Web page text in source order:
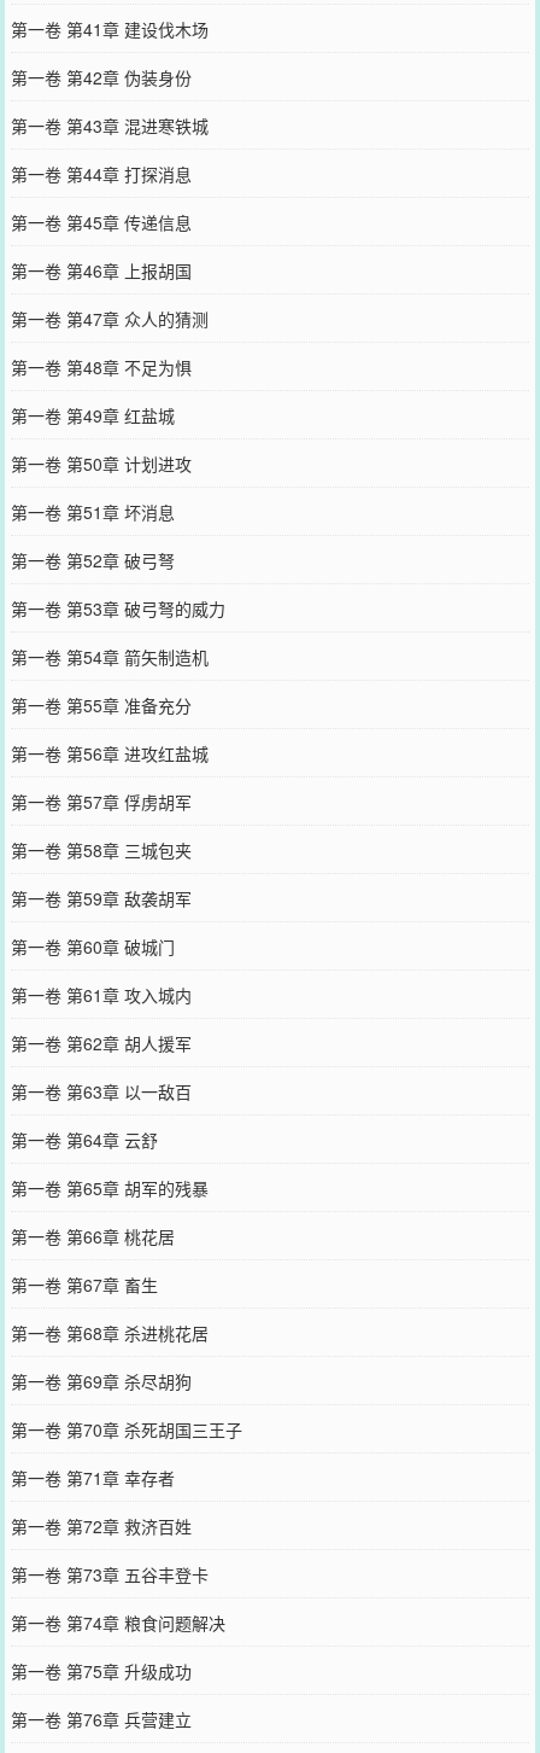
第一卷 第41章 建设伐木场
第一卷 第42章 伪装身份
第一卷 第43章 混进寒铁城
第一卷 第44章 打探消息
第一卷 第45章 传递信息
第一卷 第46章 上报胡国
第一卷 第47章 众人的猜测
第一卷 第48章 不足为惧
第一卷 第49章 红盐城
第一卷 第50章 计划进攻
第一卷 第51章 坏消息
第一卷 第52章 破弓弩
第一卷 第53章 破弓弩的威力
第一卷 第54章 箭矢制造机
第一卷 第55章 准备充分
第一卷 第56章 进攻红盐城
第一卷 第57章 俘虏胡军
第一卷 第58章 三城包夹
第一卷 第59章 敌袭胡军
第一卷 第60章 破城门
第一卷 第61章 攻入城内
第一卷 第62章 胡人援军
第一卷 第63章 以一敌百
第一卷 第64章 云舒
第一卷 第65章 胡军的残暴
第一卷 第66章 桃花居
第一卷 第67章 畜生
第一卷 第68章 杀进桃花居
第一卷 第69章 杀尽胡狗
第一卷 第70章 杀死胡国三王子
第一卷 第71章 幸存者
第一卷 第72章 救济百姓
第一卷 第73章 五谷丰登卡
第一卷 第74章 粮食问题解决
第一卷 第75章 升级成功
第一卷 第76章 兵营建立